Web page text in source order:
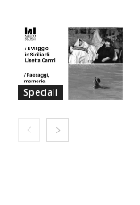
Speciali